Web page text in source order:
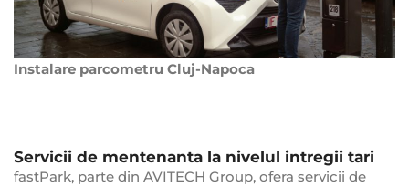
Instalare parcometru Cluj-Napoca
Servicii de mentenanta la nivelul intregii tari
fastPark, parte din AVITECH Group, ofera servicii de